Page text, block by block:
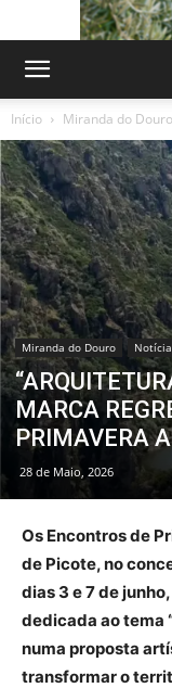
Início Miranda do Douro
Miranda do Douro
MARCA
PRIMAVERA
28 de Maio, 2026
Os Encontros de
de Picote, no
dias 3 e 7 de
dedicada ao tema
numa proposta
transformar o